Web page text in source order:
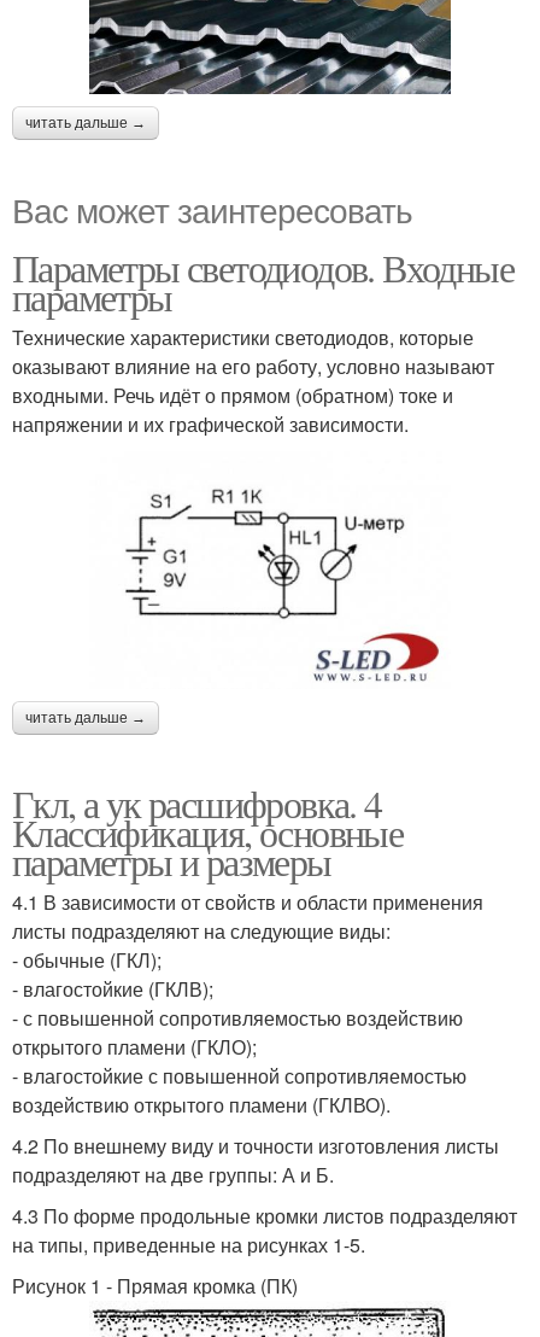
читать дальше →
Вас может заинтересовать
Параметры светодиодов. Входные
параметры
Технические характеристики светодиодов, которые
оказывают влияние на его работу, условно называют
входными. Речь идёт о прямом (обратном) токе и
напряжении и их графической зависимости.
читать дальше →
Гкл, а ук расшифровка. 4
Классификация, основные
параметры и размеры
4.1 В зависимости от свойств и области применения
листы подразделяют на следующие виды:
- обычные (ГКЛ);
- влагостойкие (ГКЛВ);
- с повышенной сопротивляемостью воздействию
открытого пламени (ГКЛО);
- влагостойкие с повышенной сопротивляемостью
воздействию открытого пламени (ГКЛВО).
4.2 По внешнему виду и точности изготовления листы
подразделяют на две группы: А и Б.
4.3 По форме продольные кромки листов подразделяют
на типы, приведенные на рисунках 1-5.
Рисунок 1 - Прямая кромка (ПК)